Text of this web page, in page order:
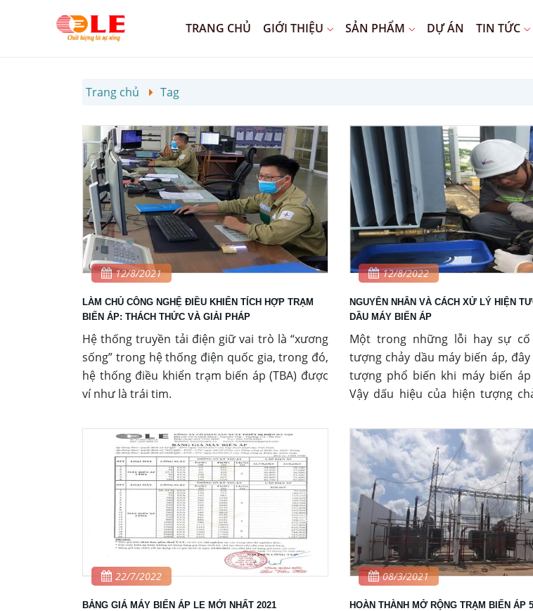
TRANG CHỦ GIỚI THIỆU SẢN PHẨM DỰ ÁN TIN TỨC
Trang chủ Tag
12/8/2021
LÀM CHỦ CÔNG NGHỆ ĐIỀU KHIỂN TÍCH HỢP TRẠM
BIẾN ÁP: THÁCH THỨC VÀ GIẢI PHÁP
Hệ thống truyền tải điện giữ vai trò là “xương
sống” trong hệ thống điện quốc gia, trong đó,
hệ thống điều khiển trạm biến áp (TBA) được
ví như là trái tim.
12/8/2022
NGUYÊN NHÂN VÀ CÁCH XỬ LÝ HIỆN
DẦU MÁY BIẾN ÁP
Một trong những lỗi hay sự
tượng chảy dầu máy biến áp,
tượng phổ biến khi máy biến
Vậy dấu hiệu của hiện tượng
việc máy biến áp chảy dầu, rò
thế nào? Chúng ta hãy cùng tìm
viết dưới đây.
22/7/2022
BẢNG GIÁ MÁY BIẾN ÁP LE MỚI NHẤT 2021
08/3/2021
HOÀN THÀNH MỞ RỘNG TRẠM BIẾN ÁP